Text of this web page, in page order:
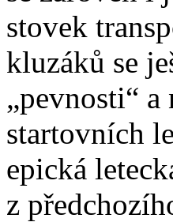
stovek
kluzáků se
„pevnosti“
startovních
epická
z